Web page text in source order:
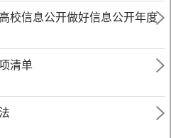
校信息公开做好信息公开年度
清单